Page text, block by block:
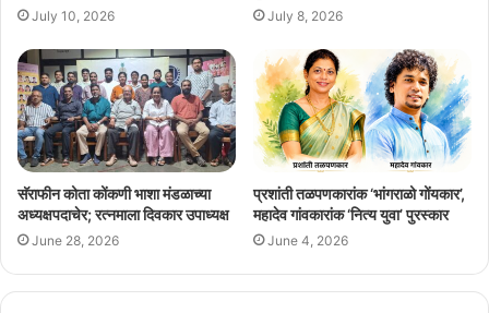
July 10, 2026 July 8, 2026
सॅराफीन कोता कोंकणी भाशा मंडळाच्या
अध्यक्षपदाचेर; रत्नमाला दिवकार उपाध्यक्ष
June 28, 2026
प्रशांती तळपणकारांक ‘भांगराळो गोंयकार’,
महादेव गांवकारांक ‘नित्य युवा’ पुरस्कार
June 4, 2026